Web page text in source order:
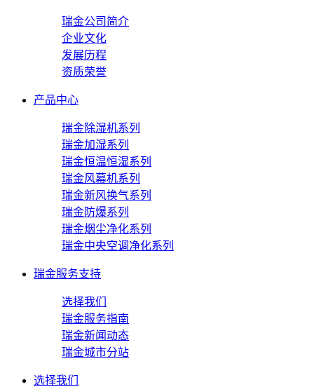
瑞金公司简介
企业文化
发展历程
资质荣誉
产品中心
瑞金除湿机系列
瑞金加湿系列
瑞金恒温恒湿系列
瑞金风幕机系列
瑞金新风换气系列
瑞金防爆系列
瑞金烟尘净化系列
瑞金中央空调净化系列
瑞金服务支持
选择我们
瑞金服务指南
瑞金新闻动态
瑞金城市分站
选择我们